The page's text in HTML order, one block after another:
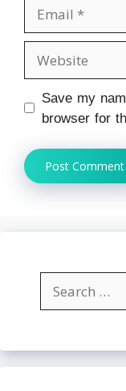
Email
Website
Save my
browser for
Search
for: